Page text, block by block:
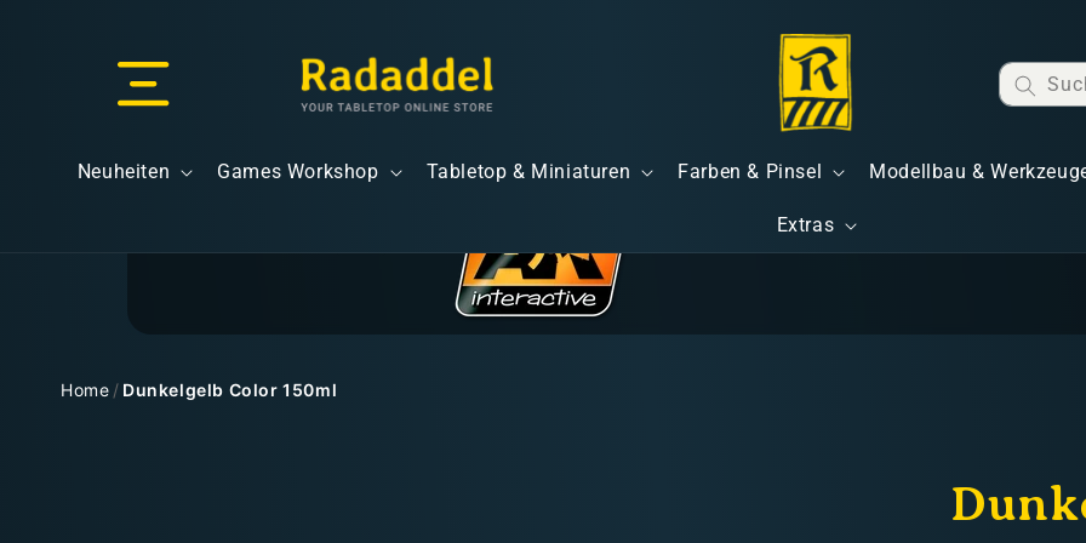
Neuheiten Games Workshop Tabletop & Miniaturen Farben & Pinsel Modellbau &
Extras
Home / Dunkelgelb Color 150ml